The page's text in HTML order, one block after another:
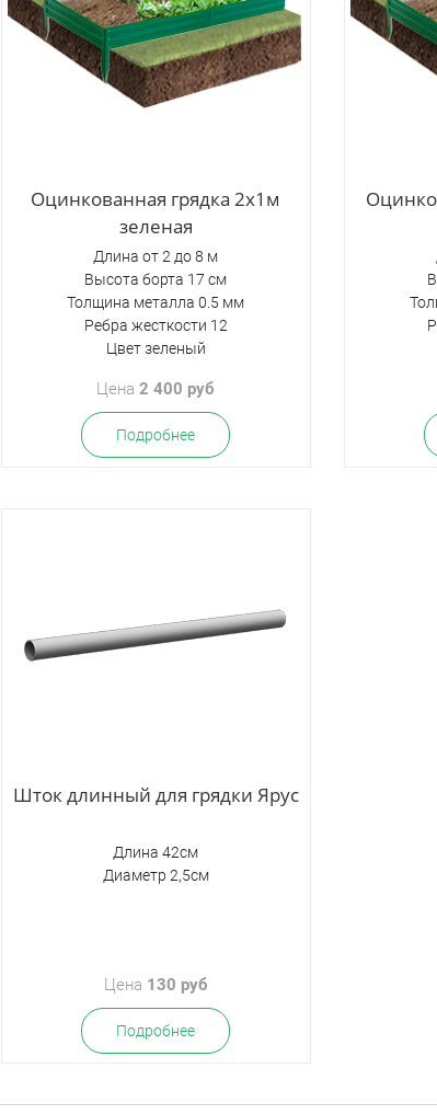
Оцинкованная грядка 2х1м
зеленая
Длина от 2 до 8 м
Высота борта 17 см
Толщина металла 0.5 мм
Ребра жесткости 12
Цвет зеленый
Цена2 400 руб
Подробнее
Шток длинный для грядки Ярус
Длина 42см
Диаметр 2,5см
Цена 130 руб
Подробнее